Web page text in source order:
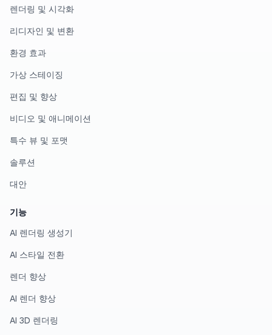
렌더링 및 시각화
리디자인 및 변환
환경 효과
가상 스테이징
편집 및 향상
비디오 및 애니메이션
특수 뷰 및 포맷
솔루션
대안
기능
AI 렌더링 생성기
AI 스타일 전환
렌더 향상
AI 렌더 향상
AI 3D 렌더링